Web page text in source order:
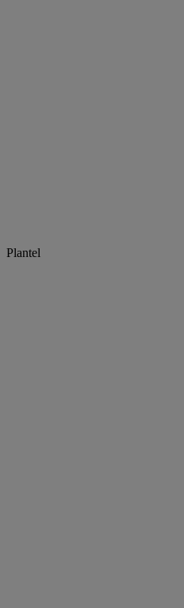
Plantel